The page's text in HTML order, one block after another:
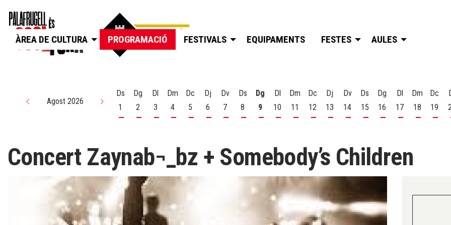
ÀREA DE CULTURA PROGRAMACIÓ FESTIVALS EQUIPAMENTS FESTES AULES
Agost 2026
Ds
1
Dissabte 1 d'agost
Dg
2
Diumenge 2 d'agost
Dl
3
Dilluns 3 d'agost
Dm
4
Dimarts 4 d'agost
Dc
5
Dimecres 5 d'agost
Dj
6
Dijous 6 d'agost
Dv
7
Divendres 7 d'agost
Ds
8
Dissabte 8 d'agost
Dg
9
Diumenge 9 d'agost
Dl
10
Dilluns 10 d'agost
Dm
11
Dimarts 11 d'agost
Dc
12
Dimecres 12 d'agost
Dj
13
Dijous 13 d'agost
Dv
14
Divendres 14 d'agost
Ds
15
Dissabte 15 d'agost
Dg
16
Diumenge 16 d'agost
Dl
17
Dilluns 17
Dm
18
Dimarts
Dc
19
Concert Zaynab¬_bz + Somebody’s Children